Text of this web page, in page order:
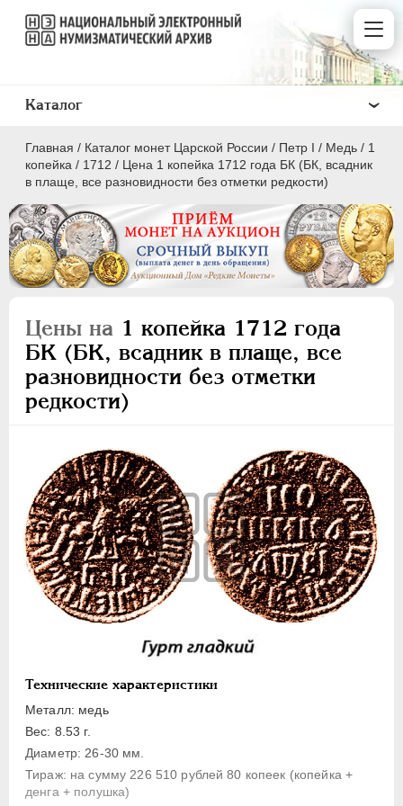
Главная / Каталог монет Царской России / Пeтр I / Медь / 1
копейка / 1712 / Цена 1 копейка 1712 года БК (БК, всадник
в плаще, все разновидности без отметки редкости)
Цены на 1 копейка 1712 года
БК (БК, всадник в плаще, все
разновидности без отметки
редкости)
Технические характеристики
Металл: медь
Вес: 8.53 г.
Диаметр: 26-30 мм.
Тираж: на сумму 226 510 рублей 80 копеек (копейка +
денга + полушка)
Каталог
ПEТР I 1699 - 1725
Серебро
Медь
5 копеек
1 копейка
Полушка
Полполушки
Пробные
Для Речи Посполитой
Монетовидные жетоны
ЕКАТЕРИНА I 1725-1727
1727-1729
АННА ИОАННОВНА 1730-1740
ИОАНН АНТОНОВИЧ 1740-1741
ЕЛИЗАВЕТА
ПЕТР III 1762-1762
ЕКАТЕРИНА II 1762-1796
ПАВЕЛ I 1796-1801